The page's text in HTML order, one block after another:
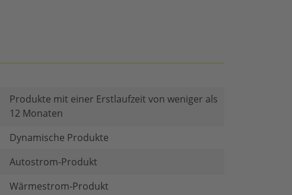
Produkte mit einer Erstlaufzeit von weniger als
12 Monaten
Dynamische Produkte
Autostrom-Produkt
Wärmestrom-Produkt